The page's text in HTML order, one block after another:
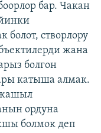
бар. Чакан
болот, створлору
жана
болгон
катыша алмак.
жашыл
ордуна
болмок деп